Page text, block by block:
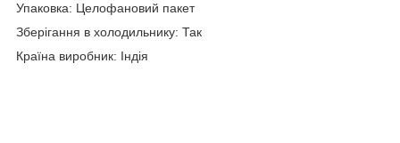
Упаковка: Целофановий пакет
Зберігання в холодильнику: Так
Країна виробник: Індія